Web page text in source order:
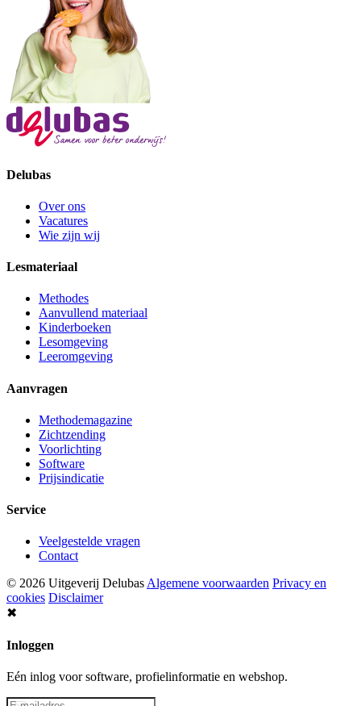
Delubas
Over ons
Vacatures
Wie zijn wij
Lesmateriaal
Methodes
Aanvullend materiaal
Kinderboeken
Lesomgeving
Leeromgeving
Aanvragen
Methodemagazine
Zichtzending
Voorlichting
Software
Prijsindicatie
Service
Veelgestelde vragen
Contact
© 2026 Uitgeverij DelubasAlgemene voorwaarden Privacy en
cookies Disclaimer
✖
Inloggen
Eén inlog voor software, profielinformatie en webshop.